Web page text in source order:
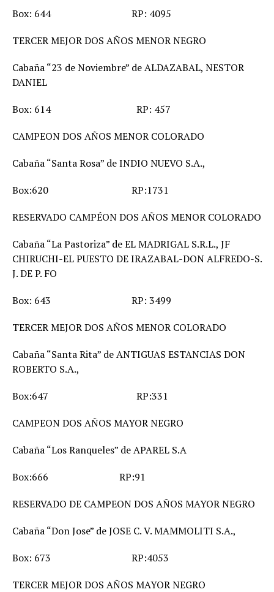
Box: 644 RP: 4095
TERCER MEJOR DOS AÑOS MENOR NEGRO
Cabaña “23 de Noviembre” de ALDAZABAL, NESTOR
DANIEL
Box: 614 RP: 457
CAMPEON DOS AÑOS MENOR COLORADO
Cabaña “Santa Rosa” de INDIO NUEVO S.A.,
Box:620 RP:1731
RESERVADO CAMPÉON DOS AÑOS MENOR COLORADO
Cabaña “La Pastoriza” de EL MADRIGAL S.R.L., JF
CHIRUCHI-EL PUESTO DE IRAZABAL-DON ALFREDO-S.
J. DE P. FO
Box: 643 RP: 3499
TERCER MEJOR DOS AÑOS MENOR COLORADO
Cabaña “Santa Rita” de ANTIGUAS ESTANCIAS DON
ROBERTO S.A.,
Box:647 RP:331
CAMPEON DOS AÑOS MAYOR NEGRO
Cabaña “Los Ranqueles” de APAREL S.A
Box:666 RP:91
RESERVADO DE CAMPEON DOS AÑOS MAYOR NEGRO
Cabaña “Don Jose” de JOSE C. V. MAMMOLITI S.A.,
Box: 673 RP:4053
TERCER MEJOR DOS AÑOS MAYOR NEGRO